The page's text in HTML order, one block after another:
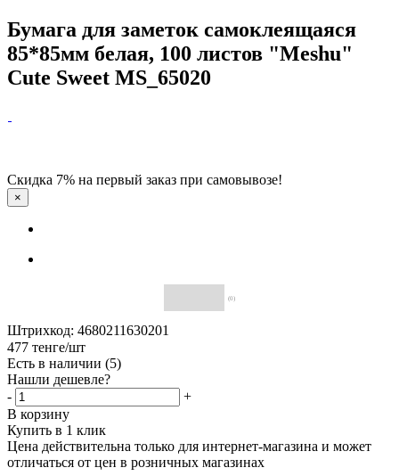
Бумага для заметок самоклеящаяся
85*85мм белая, 100 листов "Meshu"
Cute Sweet MS_65020
Скидка 7% на первый заказ при самовывозе!
×
(0)
Штрихкод: 4680211630201
477 тенге/шт
Есть в наличии (5)
Нашли дешевле?
-
+
В корзину
Купить в 1 клик
Цена действительна только для интернет-магазина и может
отличаться от цен в розничных магазинах